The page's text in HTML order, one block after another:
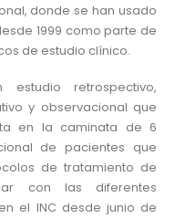
donde se han usado
1999 como parte de
de estudio clínico.
retrospectivo,
y observacional que
en la caminata de 6
de pacientes que
de tratamiento de
con las diferentes
el INC desde junio de